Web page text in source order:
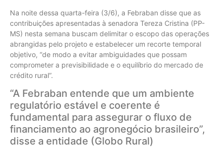
Na noite dessa quarta-feira (3/6), a Febraban disse que as
contribuições apresentadas à senadora Tereza Cristina (PP-
MS) nesta semana buscam delimitar o escopo das operações
abrangidas pelo projeto e estabelecer um recorte temporal
objetivo, “de modo a evitar ambiguidades que possam
comprometer a previsibilidade e o equilíbrio do mercado de
crédito rural”.
“A Febraban entende que um ambiente
regulatório estável e coerente é
fundamental para assegurar o fluxo de
financiamento ao agronegócio brasileiro”,
disse a entidade (Globo Rural)